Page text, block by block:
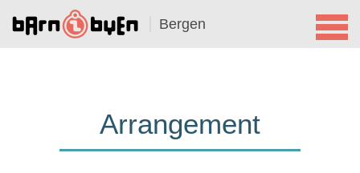
Bergen
Arrangement